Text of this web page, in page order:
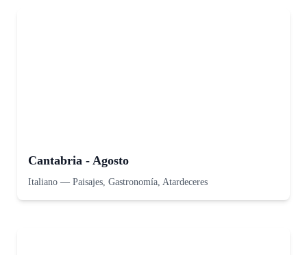
Cantabria - Agosto
Italiano — Paisajes, Gastronomía, Atardeceres